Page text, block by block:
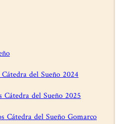
del Sueño 2024
del Sueño 2025
Cátedra del Sueño Gomarco